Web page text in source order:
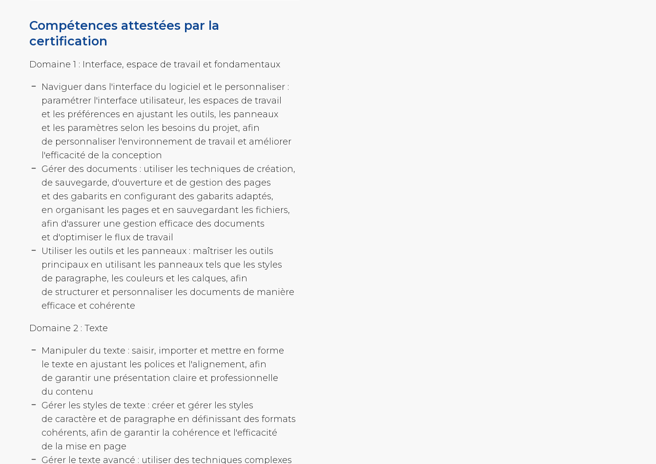
Compétences attestées par la
certification
Domaine 1 : Interface, espace de travail et fondamentaux
Naviguer dans l'interface du logiciel et le personnaliser :
paramétrer l'interface utilisateur, les espaces de travail
et les préférences en ajustant les outils, les panneaux
et les paramètres selon les besoins du projet, afin
de personnaliser l'environnement de travail et améliorer
l'efficacité de la conception
Gérer des documents : utiliser les techniques de création,
de sauvegarde, d'ouverture et de gestion des pages
et des gabarits en configurant des gabarits adaptés,
en organisant les pages et en sauvegardant les fichiers,
afin d'assurer une gestion efficace des documents
et d'optimiser le flux de travail
Utiliser les outils et les panneaux : maîtriser les outils
principaux en utilisant les panneaux tels que les styles
de paragraphe, les couleurs et les calques, afin
de structurer et personnaliser les documents de manière
efficace et cohérente
Domaine 2 : Texte
Manipuler du texte : saisir, importer et mettre en forme
le texte en ajustant les polices et l'alignement, afin
de garantir une présentation claire et professionnelle
du contenu
Gérer les styles de texte : créer et gérer les styles
de caractère et de paragraphe en définissant des formats
cohérents, afin de garantir la cohérence et l'efficacité
de la mise en page
Gérer le texte avancé : utiliser des techniques complexes